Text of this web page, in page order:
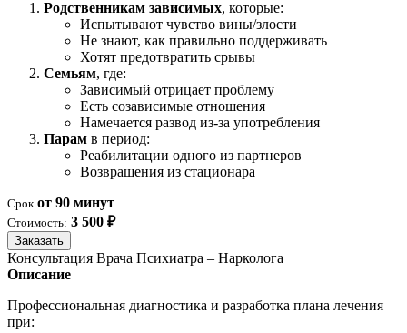
Родственникам зависимых, которые:
Испытывают чувство вины/злости
Не знают, как правильно поддерживать
Хотят предотвратить срывы
Семьям, где:
Зависимый отрицает проблему
Есть созависимые отношения
Намечается развод из-за употребления
Парам в период:
Реабилитации одного из партнеров
Возвращения из стационара
Срок от 90 минут
Стоимость: 3 500 ₽
Заказать
Консультация Врача Психиатра – Нарколога
Описание
Профессиональная диагностика и разработка плана лечения
при: